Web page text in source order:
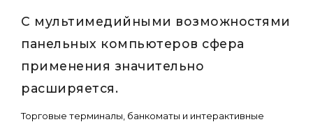
С мультимедийными возможностями
панельных компьютеров сфера
применения значительно
расширяется.
Торговые терминалы, банкоматы и интерактивные